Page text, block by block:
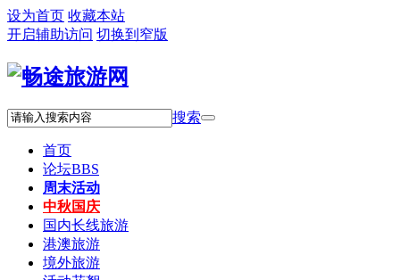
设为首页 收藏本站
开启辅助访问 切换到窄版
搜索
首页
论坛BBS
周末活动
中秋国庆
国内长线旅游
港澳旅游
境外旅游